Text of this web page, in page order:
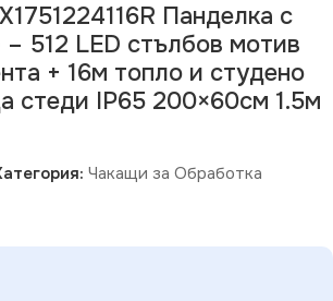
Панделка с
– 512 LED стълбов мотив
+ 16м топло и студено
стеди IP65 200×60см 1.5м
Чакащи за Обработка